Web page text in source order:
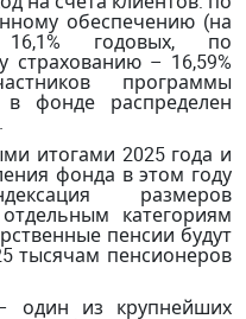
обеспечению (на
годовых, по
страхованию – 16,59%
программы
в фонде распределен
итогами 2025 года и
фонда в этом году
размеров
категориям
пенсии будут
тысячам пенсионеров
один из крупнейших